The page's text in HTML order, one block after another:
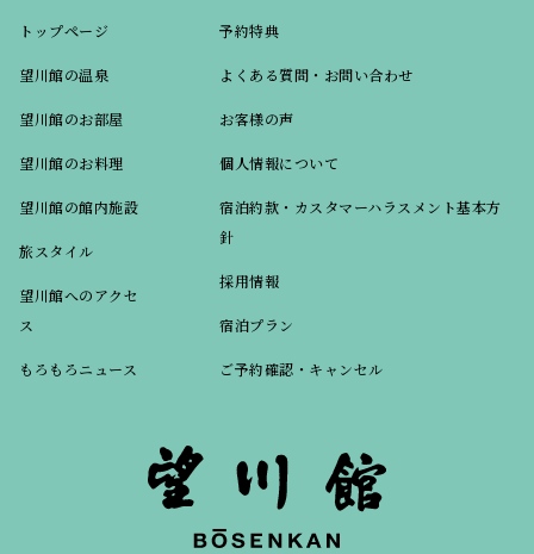
トップページ
望川館の温泉
望川館のお部屋
望川館のお料理
望川館の館内施設
旅スタイル
望川館へのアクセ
ス
もろもろニュース
予約特典
よくある質問・お問い合わせ
お客様の声
個人情報について
宿泊約款・カスタマーハラスメント基本方
針
採用情報
宿泊プラン
ご予約確認・キャンセル